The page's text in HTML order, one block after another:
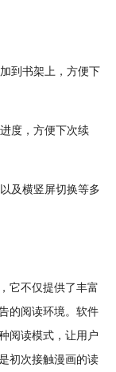
到书架上，方便下
度，方便下次续
及横竖屏切换等多
它不仅提供了丰富
的阅读环境。软件
阅读模式，让用户
初次接触漫画的读